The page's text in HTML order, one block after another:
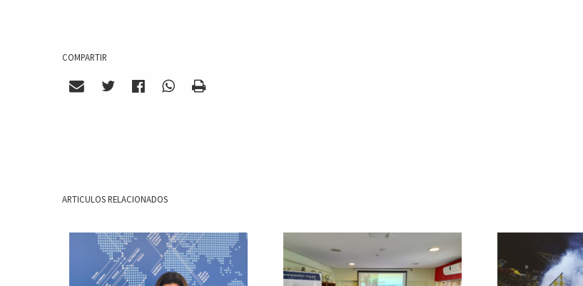
COMPARTIR
ARTICULOS RELACIONADOS